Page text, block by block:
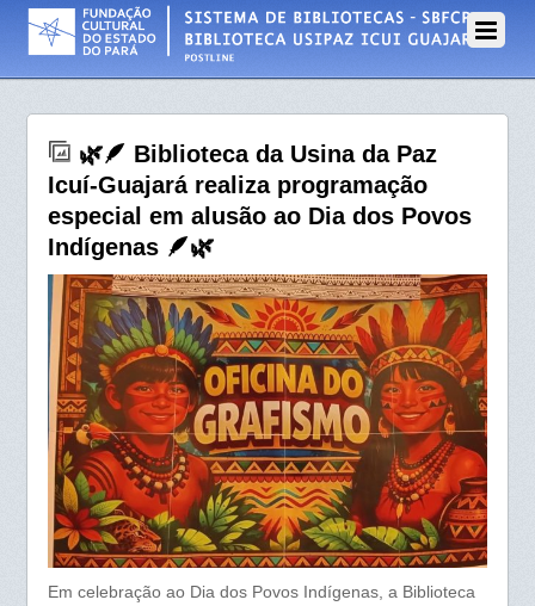
🌿🪶 Biblioteca da Usina da Paz
Icuí-Guajará realiza programação
especial em alusão ao Dia dos Povos
Indígenas 🪶🌿
Em celebração ao Dia dos Povos Indígenas, a Biblioteca